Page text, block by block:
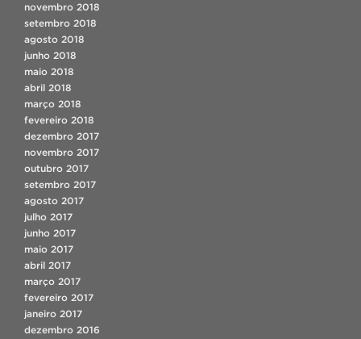
novembro 2018
setembro 2018
agosto 2018
junho 2018
maio 2018
abril 2018
março 2018
fevereiro 2018
dezembro 2017
novembro 2017
outubro 2017
setembro 2017
agosto 2017
julho 2017
junho 2017
maio 2017
abril 2017
março 2017
fevereiro 2017
janeiro 2017
dezembro 2016